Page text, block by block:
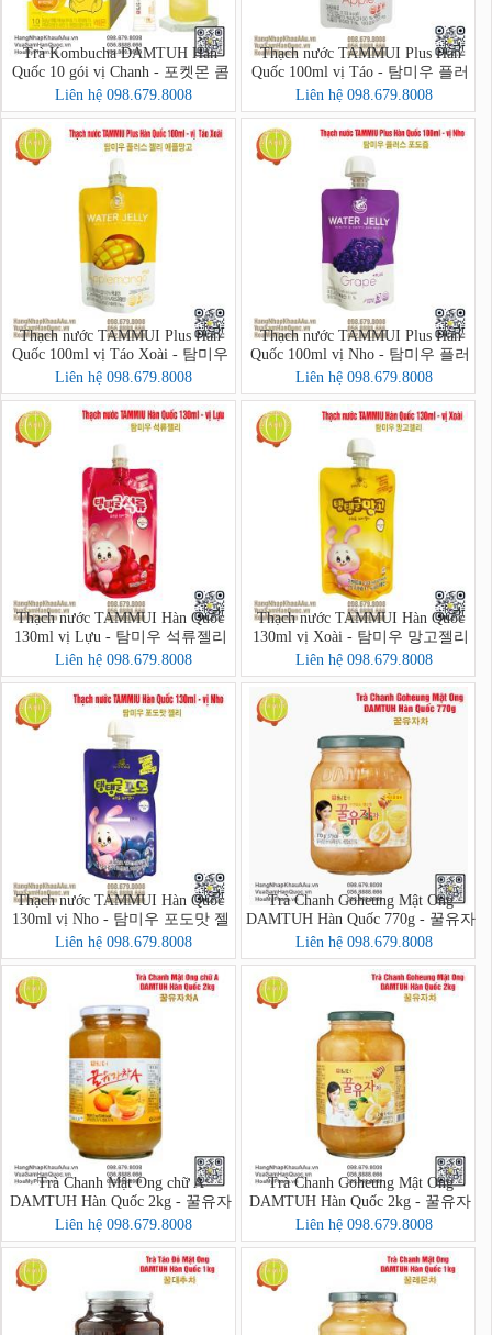
Trà Kombucha DAMTUH Hàn
Quốc 10 gói vị Chanh - 포켓몬 콤
부차 레몬 10입
Liên hệ 098.679.8008
Thạch nước TAMMUI Plus Hàn
Quốc 100ml vị Táo - 탐미우 플러
스 애플젤리
Liên hệ 098.679.8008
Thạch nước TAMMUI Plus Hàn
Quốc 100ml vị Táo Xoài - 탐미우
플러스 젤리 애플망고
Liên hệ 098.679.8008
Thạch nước TAMMUI Plus Hàn
Quốc 100ml vị Nho - 탐미우 플러
스 포도즙
Liên hệ 098.679.8008
Thạch nước TAMMUI Hàn Quốc
130ml vị Lựu - 탐미우 석류젤리
Liên hệ 098.679.8008
Thạch nước TAMMUI Hàn Quốc
130ml vị Xoài - 탐미우 망고젤리
Liên hệ 098.679.8008
Thạch nước TAMMUI Hàn Quốc
130ml vị Nho - 탐미우 포도맛 젤
리
Liên hệ 098.679.8008
Trà Chanh Goheung Mật Ong
DAMTUH Hàn Quốc 770g - 꿀유자
차
Liên hệ 098.679.8008
Trà Chanh Mật Ong chữ A
DAMTUH Hàn Quốc 2kg - 꿀유자
차A
Liên hệ 098.679.8008
Trà Chanh Goheung Mật Ong
DAMTUH Hàn Quốc 2kg - 꿀유자
차
Liên hệ 098.679.8008